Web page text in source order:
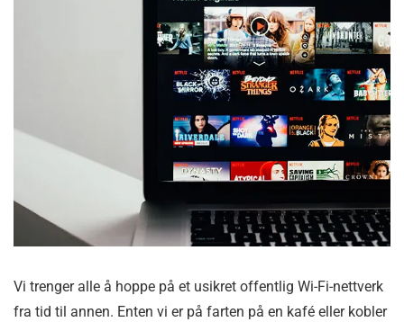
Vi trenger alle å hoppe på et usikret offentlig Wi-Fi-nettverk
fra tid til annen. Enten vi er på farten på en kafé eller kobler